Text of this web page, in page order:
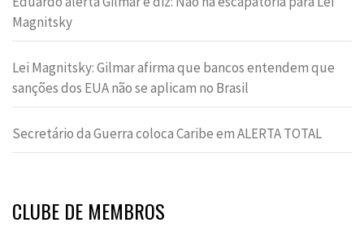
Magnitsky
Lei Magnitsky: Gilmar afirma que bancos entendem que
sanções dos EUA não se aplicam no Brasil
Secretário da Guerra coloca Caribe em ALERTA TOTAL
CLUBE DE MEMBROS